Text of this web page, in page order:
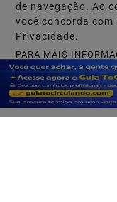
de navegação. Ao
você concorda com
Privacidade.
PARA MAIS
CLICANDO AQUI